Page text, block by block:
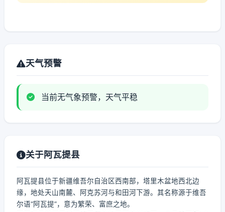
天气预警
当前无气象预警，天气平稳
关于阿瓦提县
阿瓦提县位于新疆维吾尔自治区西南部，塔里木盆地西北边
缘，地处天山南麓、阿克苏河与和田河下游。其名称源于维吾
尔语“阿瓦提”，意为繁荣、富庶之地。